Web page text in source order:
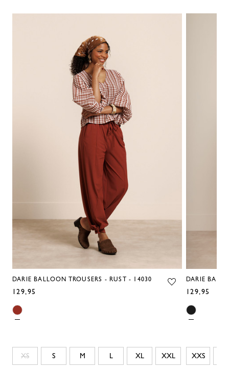
DARIE BALLOON TROUSERS - RUST - 14030
129,95
XS S M L XL XXL
DARIE
129,95
XXS